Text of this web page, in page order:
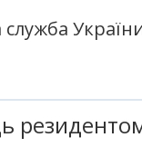
України